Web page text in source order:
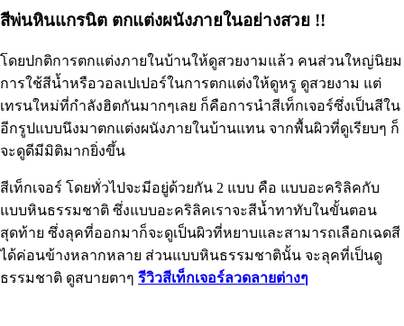
สีพ่นหินแกรนิต ตกแต่งผนังภายในอย่างสวย !!
โดยปกติการตกแต่งภายในบ้านให้ดูสวยงามแล้ว คนส่วนใหญ่นิยม
การใช้สีน้ำหรือวอลเปเปอร์ในการตกแต่งให้ดูหรู ดูสวยงาม แต่
เทรนใหม่ที่กำลังฮิตกันมากๆเลย ก็คือการนำสีเท็กเจอร์ซึ่งเป็นสีใน
อีกรูปแบบนึงมาตกแต่งผนังภายในบ้านแทน จากพื้นผิวที่ดูเรียบๆ ก็
จะดูดีมีมิติมากยิ่งขึ้น
สีเท็กเจอร์ โดยทั่วไปจะมีอยู่ด้วยกัน 2 แบบ คือ แบบอะคริลิคกับ
แบบหินธรรมชาติ ซึ่งแบบอะคริลิคเราจะสีน้ำทาทับในขั้นตอน
สุดท้าย ซึ่งลุคที่ออกมาก็จะดูเป็นผิวที่หยาบและสามารถเลือกเฉดสี
ได้ค่อนข้างหลากหลาย ส่วนแบบหินธรรมชาตินั้น จะลุคที่เป็นดู
ธรรมชาติ ดูสบายตาๆ รีวิวสีเท็กเจอร์ลวดลายต่างๆ